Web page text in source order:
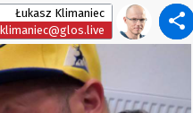
Łukasz Klimaniec
klimaniec@glos.live